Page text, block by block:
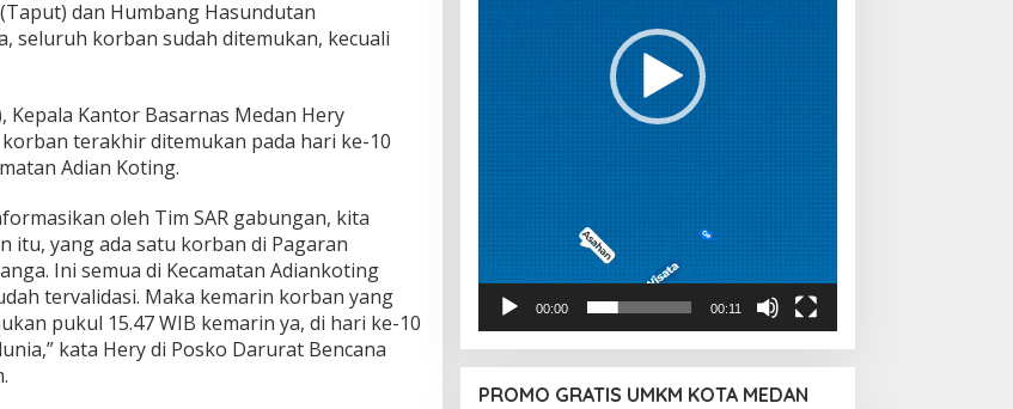
dan Humbang Hasundutan
seluruh korban sudah ditemukan, kecuali
Kepala Kantor Basarnas Medan Hery
terakhir ditemukan pada hari ke-10
Adian Koting.
oleh Tim SAR gabungan, kita
itu, yang ada satu korban di Pagaran
Ini semua di Kecamatan Adiankoting
tervalidasi. Maka kemarin korban yang
pukul 15.47 WIB kemarin ya, di hari ke-10
kata Hery di Posko Darurat Bencana
00:00 00:11
PROMO GRATIS UMKM KOTA MEDAN